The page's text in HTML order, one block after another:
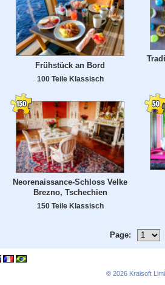
Frühstück an Bord
100 Teile Klassisch
Neorenaissance-Schloss Velke
Brezno, Tschechien
150 Teile Klassisch
Page:
© 2026 Kraisoft